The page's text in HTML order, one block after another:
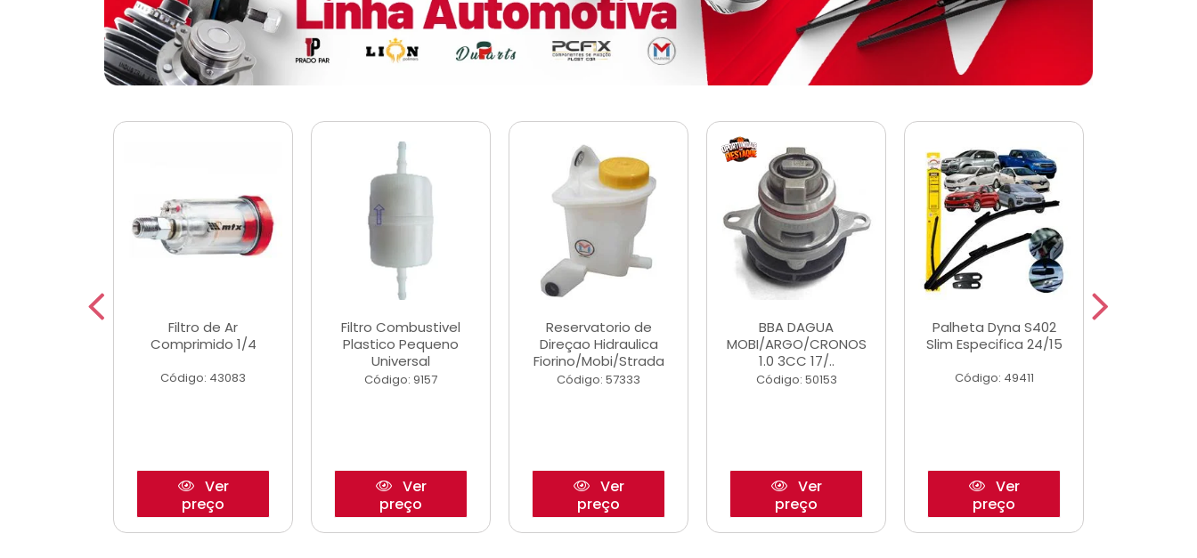
Filtro de Ar
Comprimido 1/4
Código: 43083
Ver
preço
Filtro Combustivel
Plastico Pequeno
Universal
Código: 9157
Ver
preço
Reservatorio de
Direçao Hidraulica
Fiorino/Mobi/Strada
Código: 57333
Ver
preço
BBA DAGUA
MOBI/ARGO/CRONOS
1.0 3CC 17/..
Código: 50153
Ver
preço
Palheta Dyna S402
Slim Especifica 24/15
Código: 49411
Ver
preço